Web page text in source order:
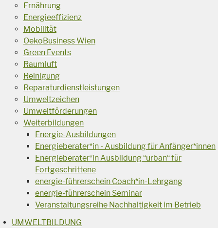
Ernährung
Energieeffizienz
Mobilität
OekoBusiness Wien
Green Events
Raumluft
Reinigung
Reparaturdienstleistungen
Umweltzeichen
Umweltförderungen
Weiterbildungen
Energie-Ausbildungen
Energieberater*in - Ausbildung für Anfänger*innen
Energieberater*in Ausbildung “urban“ für
Fortgeschrittene
energie-führerschein Coach*in-Lehrgang
energie-führerschein Seminar
Veranstaltungsreihe Nachhaltigkeit im Betrieb
UMWELTBILDUNG